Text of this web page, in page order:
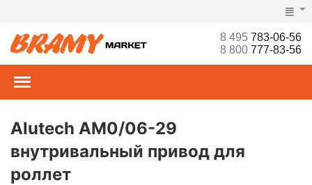
8 495783-06-56
8 800777-83-56
Alutech AM0/06-29
внутривальный привод для
роллет